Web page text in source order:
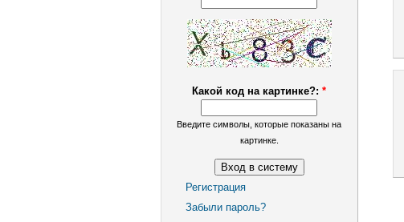
Какой код на картинке?:*
Введите символы, которые показаны на
картинке.
Регистрация
Забыли пароль?